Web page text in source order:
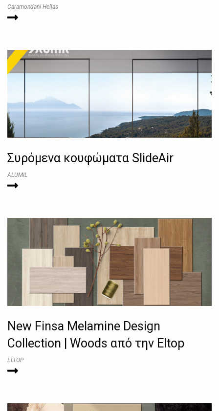
Caramondani Hellas
Συρόμενα κουφώματα SlideAir
ALUMIL
New Finsa Melamine Design
Collection | Woods από την Eltop
ELTOP